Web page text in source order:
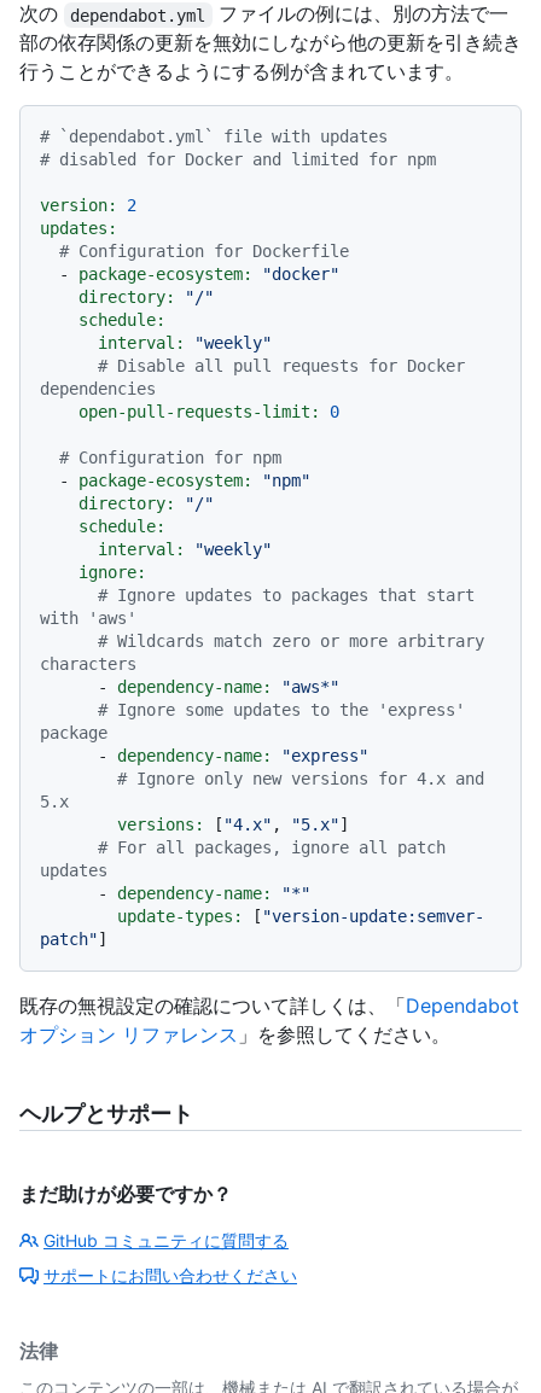
次の dependabot.yml
ファイルの例には、別の方法で一
部の依存関係の更新を無効にしながら他の更新を引き続き
行うことができるようにする例が含まれています。
# `dependabot.yml` file with updates
# disabled for Docker and limited for npm
version:
2
updates:
# Configuration for Dockerfile
-
package-ecosystem:
"docker"
directory:
"/"
schedule:
interval:
"weekly"
# Disable all pull requests for Docker
dependencies
open-pull-requests-limit:
0
# Configuration for npm
-
package-ecosystem:
"npm"
directory:
"/"
schedule:
interval:
"weekly"
ignore:
# Ignore updates to packages that start
with 'aws'
# Wildcards match zero or more arbitrary
characters
-
dependency-name:
"aws*"
# Ignore some updates to the 'express'
package
-
dependency-name:
"express"
# Ignore only new versions for 4.x and
5.x
versions:
[ "4.x" , "5.x"]
# For all packages, ignore all patch
updates
-
dependency-name:
"*"
update-types:
[ "version-update:semver-
patch"
既存の無視設定の確認について詳しくは、「Dependabot
オプション リファレンス 」を参照してください。
ヘルプとサポート
まだ助けが必要ですか？
GitHub コミュニティに質問する
サポートにお問い合わせください
法律
このコンテンツの一部は、機械または AI で翻訳されている場合が